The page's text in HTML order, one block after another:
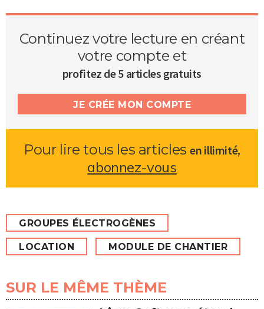
Continuez votre lecture en créant
votre compte et
profitez de 5 articles gratuits
JE CRÉE MON COMPTE
Pour lire tous les articlesen illimité,
abonnez-vous
GROUPES ÉLECTROGÈNES
LOCATION MODULE DE CHANTIER
SUR LE MÊME THÈME